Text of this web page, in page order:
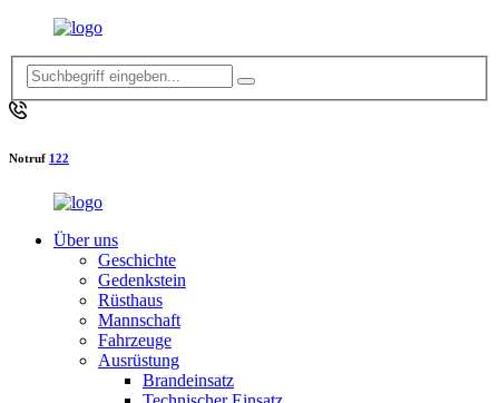
Notruf 122
Über uns
Geschichte
Gedenkstein
Rüsthaus
Mannschaft
Fahrzeuge
Ausrüstung
Brandeinsatz